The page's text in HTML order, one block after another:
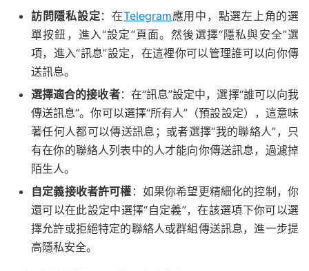
訪問隱私設定：在Telegram應用中，點選左上角的選
單按鈕，進入“設定”頁面。然後選擇“隱私與安全”選
項，進入“訊息”設定，在這裡你可以管理誰可以向你傳
送訊息。
選擇適合的接收者：在“訊息”設定中，選擇“誰可以向我
傳送訊息”。你可以選擇“所有人”（預設設定），這意味
著任何人都可以傳送訊息；或者選擇“我的聯絡人”，只
有在你的聯絡人列表中的人才能向你傳送訊息，過濾掉
陌生人。
自定義接收者許可權 ：如果你希望更精細化的控制，你
還可以在此設定中選擇“自定義”，在該選項下你可以選
擇允許或拒絕特定的聯絡人或群組傳送訊息，進一步提
高隱私安全。